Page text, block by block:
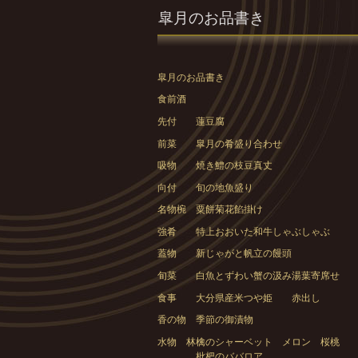
皐月のお品書き
皐月のお品書き
食前酒
先付 蓮豆腐
前菜 皐月の肴盛り合わせ
吸物 焼き鱧の枝豆真丈
向付 旬の地魚盛り
名物椀 粟餅菊花餡掛け
強肴 特上おおいた和牛しゃぶしゃぶ
蓋物 新じゃがと帆立の饅頭
旬菜 白魚とずわい蟹の汲み湯葉寄席せ
食事 大分県産米つや姫 赤出し
香の物 季節の御漬物
水物 林檎のシャーベット メロン 桜桃